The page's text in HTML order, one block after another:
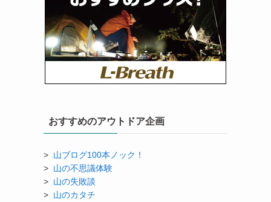
おすすめのアウトドア企画
> 山ブログ100本ノック！
> 山の不思議体験
> 山の失敗談
> 山のカタチ